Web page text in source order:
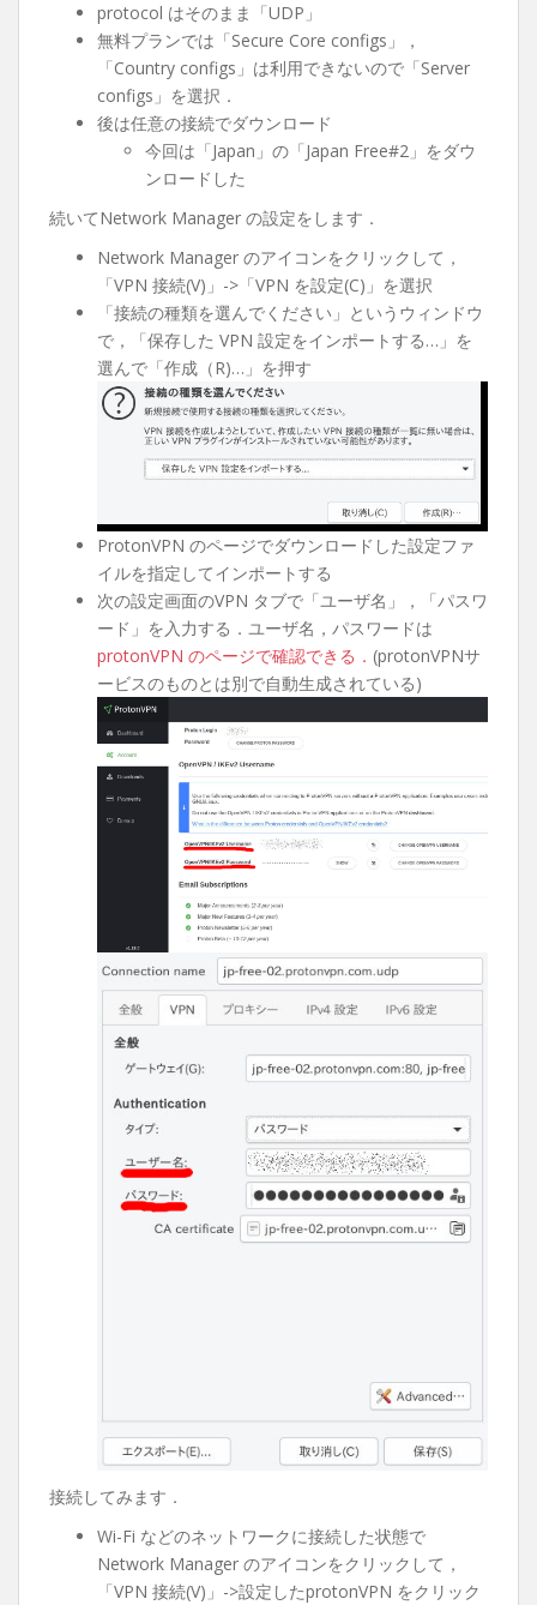
protocol はそのまま「UDP」
無料プランでは「Secure Core configs」，
「Country configs」は利用できないので「Server
configs」を選択．
後は任意の接続でダウンロード
今回は「Japan」の「Japan Free#2」をダウ
ンロードした
続いてNetwork Manager の設定をします．
Network Manager のアイコンをクリックして，
「VPN 接続(V)」->「VPN を設定(C)」を選択
「接続の種類を選んでください」というウィンドウ
で，「保存した VPN 設定をインポートする…」を
選んで「作成（R)…」を押す
ProtonVPN のページでダウンロードした設定ファ
イルを指定してインポートする
次の設定画面のVPN タブで「ユーザ名」，「パスワ
ード」を入力する．ユーザ名，パスワードは
protonVPN のページで確認できる． (protonVPNサ
ービスのものとは別で自動生成されている)
接続してみます．
Wi-Fi などのネットワークに接続した状態で
Network Manager のアイコンをクリックして，
「VPN 接続(V)」->設定したprotonVPN をクリック